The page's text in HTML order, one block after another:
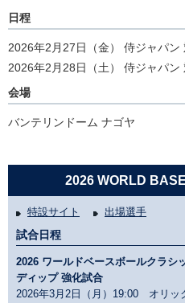
日程
2026年2月27日（金） 侍ジャパ
2026年2月28日（土） 侍ジャパ
会場
バンテリンドーム ナゴヤ
2026 WORLD
特設サイト 出場選手
試合日程
2026 ワールドベースボールクラ
ディップ 強化試合
2026年3月2日（月）19:00 オリッ